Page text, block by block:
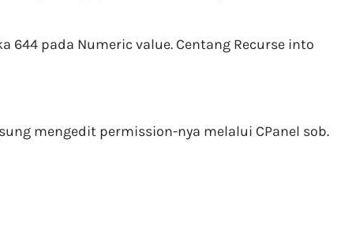
pada Numeric value. Centang Recurse into
mengedit permission-nya melalui CPanel sob.